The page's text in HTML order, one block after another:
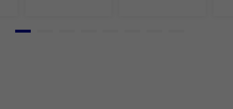
Go to slide 1